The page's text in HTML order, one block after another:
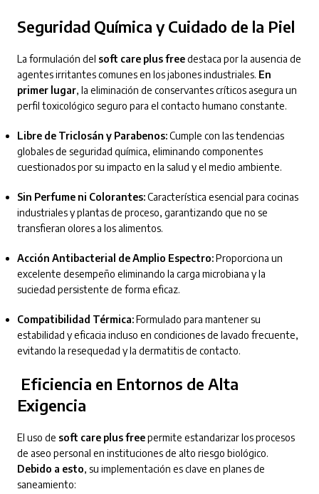
Seguridad Química y Cuidado de la Piel
La formulación del soft care plus freedestaca por la ausencia de
agentes irritantes comunes en los jabones industriales. En
primer lugar, la eliminación de conservantes críticos asegura un
perfil toxicológico seguro para el contacto humano constante.
Libre de Triclosán y Parabenos:Cumple con las tendencias
globales de seguridad química, eliminando componentes
cuestionados por su impacto en la salud y el medio ambiente.
Sin Perfume ni Colorantes:Característica esencial para cocinas
industriales y plantas de proceso, garantizando que no se
transfieran olores a los alimentos.
Acción Antibacterial de Amplio Espectro:Proporciona un
excelente desempeño eliminando la carga microbiana y la
suciedad persistente de forma eficaz.
Compatibilidad Térmica:Formulado para mantener su
estabilidad y eficacia incluso en condiciones de lavado frecuente,
evitando la resequedad y la dermatitis de contacto.
Eficiencia en Entornos de Alta
Exigencia
El uso de soft care plus freepermite estandarizar los procesos
de aseo personal en instituciones de alto riesgo biológico.
Debido a esto, su implementación es clave en planes de
saneamiento: